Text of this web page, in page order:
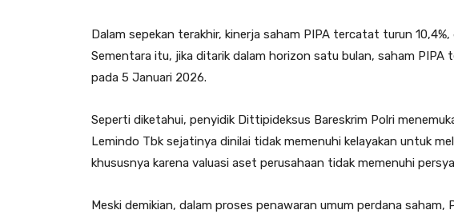
Dalam sepekan terakhir, kinerja saham PIPA tercatat turun
Sementara itu, jika ditarik dalam horizon satu bulan, saham PIPA
pada 5 Januari 2026.
Seperti diketahui, penyidik Dittipideksus Bareskrim Polri
Lemindo Tbk sejatinya dinilai tidak memenuhi kelayakan untuk
khususnya karena valuasi aset perusahaan tidak memenuhi
Meski demikian, dalam proses penawaran umum perdana